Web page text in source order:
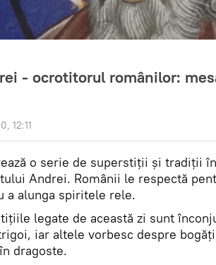
- ocrotitorul românilor:
12:11
o serie de superstiții și tradiții
Andrei. Românii le respectă
a alunga spiritele rele.
legate de această zi sunt
iar altele vorbesc despre
dragoste.